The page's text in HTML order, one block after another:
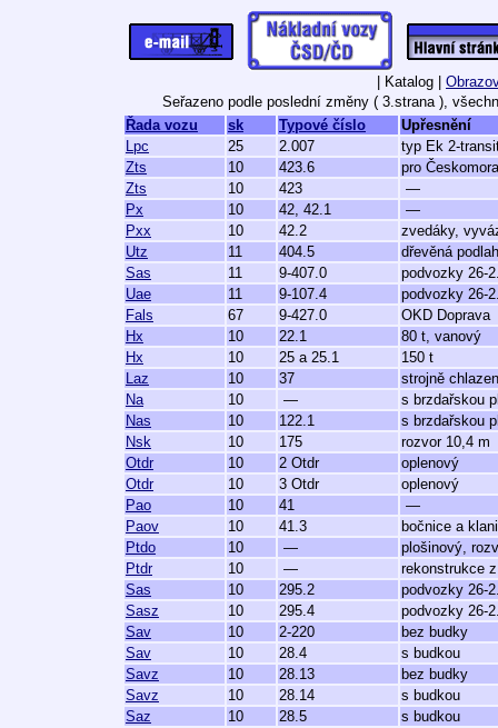
| Katalog |
Seřazeno podle poslední změny ( 3.strana ),
Řada vozu
sk Typové číslo
Upřesnění
Lpc
25 2.007
typ Ek 2-
Zts
10 423.6
pro
Zts
10 423
—
Px
10 42, 42.1
—
Pxx
10 42.2
zvedáky,
Utz
11 404.5
dřevěná
Sas
11 9-407.0
podvozky 26-
Uae
11 9-107.4
podvozky 26-
Fals
67 9-427.0
OKD Doprava
Hx
10 22.1
80 t, vanový
Hx
10 25 a 25.1
150 t
Laz
10 37
strojně
Na
10 —
s brzdařskou
Nas
10 122.1
s brzdařskou
Nsk
10 175
rozvor 10,4 m
Otdr
10 2 Otdr
oplenový
Otdr
10 3 Otdr
oplenový
Pao
10 41
—
Paov
10 41.3
bočnice a
Ptdo
10 —
plošinový,
Ptdr
10 —
rekonstrukce
Sas
10 295.2
podvozky 26-
Sasz
10 295.4
podvozky 26-
Sav
10 2-220
bez budky
Sav
10 28.4
s budkou
Savz
10 28.13
bez budky
Savz
10 28.14
s budkou
Saz
10 28.5
s budkou